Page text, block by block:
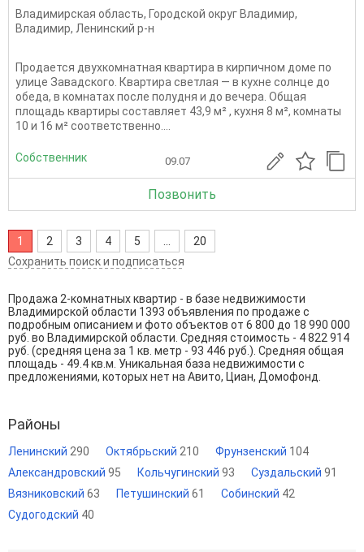
Владимирская область, Городской округ Владимир,
Владимир, Ленинский р-н
Продается двухкомнатная квартира в кирпичном доме по
улице Завадского. Квартира светлая — в кухне солнце до
обеда, в комнатах после полудня и до вечера. Общая
площадь квартиры составляет 43,9 м² , кухня 8 м², комнаты
10 и 16 м² соответственно....
Собственник 09.07
Позвонить
1 2 3 4 5
20
Сохранить поиск и подписаться
Продажа 2-комнатных квартир - в базе недвижимости
Владимирской области 1393 объявления по продаже с
подробным описанием и фото объектов от 6 800 до 18 990 000
руб. во Владимирской области. Средняя стоимость - 4 822 914
руб. (средняя цена за 1 кв. метр - 93 446 руб.). Средняя общая
площадь - 49.4 кв.м. Уникальная база недвижимости с
предложениями, которых нет на Авито, Циан, Домофонд.
Районы
Ленинский 290 Октябрьский 210 Фрунзенский 104
Александровский 95 Кольчугинский 93 Суздальский 91
Вязниковский 63 Петушинский 61 Собинский 42
Судогодский 40